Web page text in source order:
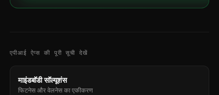
एपीआई ऐप्स की पूरी सूची देखें
माइंडबॉडी सॉल्यूशंस
फिटनेस और वेलनेस का एकीकरण